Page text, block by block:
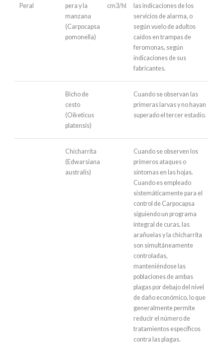
Peral
pera y la
manzana
(Carpocapsa
pomonella)
cm3/hl
las indicaciones de los
servicios de alarma, o
según vuelo de adultos
caídos en trampas de
feromonas, según
indicaciones de sus
fabricantes.
Bicho de
cesto
(Oiketicus
platensis)
Cuando se observan las
primeras larvas y no hayan
superado el tercer estadío.
Chicharrita
(Edwarsiana
australis)
Cuando se observen los
primeros ataques o
síntomas en las hojas.
Cuando es empleado
sistemáticamente para el
control de Carpocapsa
siguiendo un programa
integral de curas, las
arañuelas y la chicharrita
son simultáneamente
controladas,
manteniéndose las
poblaciones de ambas
plagas por debajo del nivel
de daño económico, lo que
generalmente permite
reducir el número de
tratamientos específicos
contra las plagas.